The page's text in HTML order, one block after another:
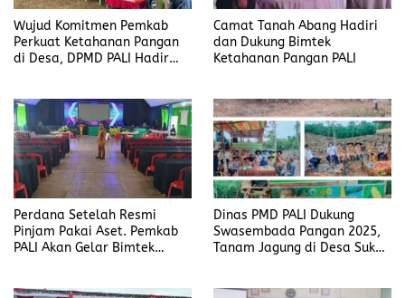
Wujud Komitmen Pemkab
Perkuat Ketahanan Pangan
di Desa, DPMD PALI Hadir
Camat Tanah Abang Hadiri
dan Dukung Bimtek
Ketahanan Pangan PALI
Perdana Setelah Resmi
Pinjam Pakai Aset. Pemkab
PALI Akan Gelar Bimtek
Dinas PMD PALI Dukung
Swasembada Pangan 2025,
Tanam Jagung di Desa Suka